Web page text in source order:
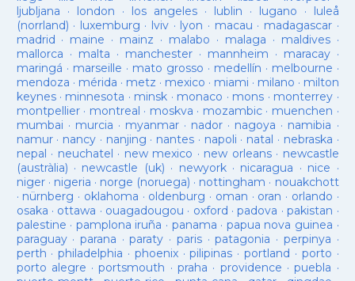
ljubljana · london · los angeles· lublin · lugano · luleå
(norrland) · luxemburg · lviv · lyon · macau · madagascar·
madrid · maine · mainz · malabo · malaga · maldives·
mallorca · malta · manchester· mannheim · maracay·
maringá · marseille · mato grosso · medellín · melbourne ·
mendoza · mérida · metz · mexico · miami · milano · milton
keynes· minnesota · minsk · monaco · mons · monterrey ·
montpellier· montreal · moskva · mozambic· muenchen ·
mumbai · murcia · myanmar· nador · nagoya · namibia ·
namur· nancy · nanjing · nantes · napoli · natal · nebraska ·
nepal · neuchatel · new mexico · new orleans· newcastle
(austràlia) · newcastle (uk) · newyork· nicaragua · nice ·
niger· nigeria · norge (noruega) · nottingham · nouakchott
· nürnberg · oklahoma · oldenburg · oman · oran · orlando ·
osaka · ottawa · ouagadougou · oxford ·padova ·pakistan ·
palestine · pamplona iruña · panama · papua nova guinea ·
paraguay· parana ·paraty · paris·patagonia · perpinya ·
perth ·philadelphia · phoenix·pilipinas ·portland · porto ·
porto alegre ·portsmouth ·praha · providence ·puebla ·